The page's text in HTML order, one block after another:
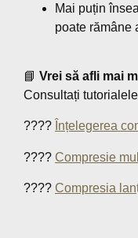
Mai puțin
poate rămâne
📘 Vrei să afli mai
Consultați
???? Înțelegerea
???? Compresie
???? Compresia